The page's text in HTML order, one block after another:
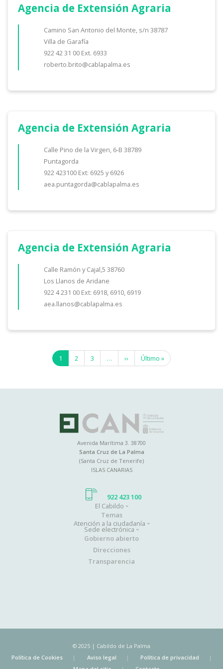
Agencia de Extensión Agraria
Camino San Antonio del Monte, s/n 38787
Villa de Garafía
922 42 31 00 Ext. 6933
roberto.brito@cablapalma.es
Agencia de Extensión Agraria
Calle Pino de la Virgen, 6-B 38789
Puntagorda
922 423100 Ext: 6925 y 6926
aea.puntagorda@cablapalma.es
Agencia de Extensión Agraria
Calle Ramón y Cajal,5 38760
Los Llanos de Aridane
922 4 231 00 Ext: 6918, 6910, 6919
aea.llanos@cablapalma.es
Paginación Página
actual
1 Page
2 Page
3 …
Siguiente
página
››
Última
página
Último »
Avenida Marítima 3. 38700
Santa Cruz de La Palma
(Santa Cruz de Tenerife)
ISLAS CANARIAS
922 423 100
El Cabildo
Temas
Atención a la ciudadanía
Sede electrónica
Gobierno abierto
Direcciones
Transparencia
© 2025 | Cabildo de La Palma
Política de Cookies
Aviso legal
Política de privacidad